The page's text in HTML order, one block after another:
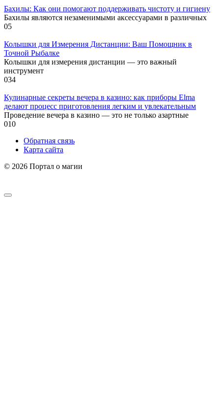
Бахилы: Как они помогают поддерживать чистоту и гигиену
Бахилы являются незаменимыми аксессуарами в различных
05
Колышки для Измерения Дистанции: Ваш Помощник в
Точной Рыбалке
Колышки для измерения дистанции — это важный
инструмент
034
Кулинарные секреты вечера в казино: как приборы Elma
делают процесс приготовления легким и увлекательным
Проведение вечера в казино — это не только азартные
010
Обратная связь
Карта сайта
© 2026 Портал о магии